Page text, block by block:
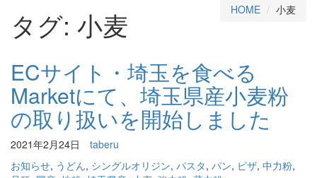
タグ: 小麦 HOME 小麦
ECサイト・埼玉を食べる
Marketにて、埼玉県産小麦粉
の取り扱いを開始しました
2021年2月24日
taberu
お知らせ, うどん, シングルオリジン, パスタ, パン, ピザ, 中力粉,